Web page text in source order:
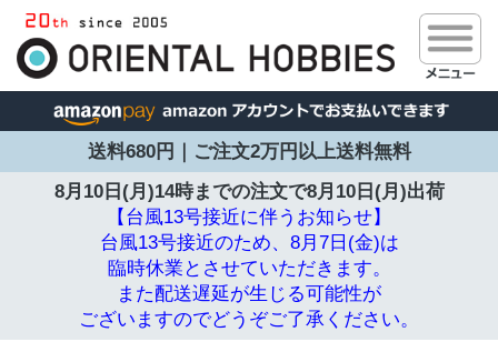
送料680円｜ご注文2万円以上送料無料
8月10日(月)14時までの注文で8月10日(月)出荷
【台風13号接近に伴うお知らせ】
台風13号接近のため、8月7日(金)は
臨時休業とさせていただきます。
また配送遅延が生じる可能性が
ございますのでどうぞご了承ください。